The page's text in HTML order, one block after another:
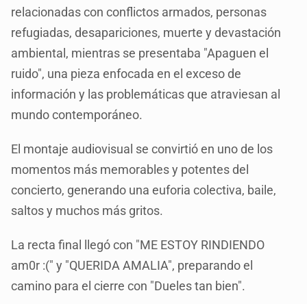
relacionadas con conflictos armados, personas
refugiadas, desapariciones, muerte y devastación
ambiental, mientras se presentaba "Apaguen el
ruido", una pieza enfocada en el exceso de
información y las problemáticas que atraviesan al
mundo contemporáneo.
El montaje audiovisual se convirtió en uno de los
momentos más memorables y potentes del
concierto, generando una euforia colectiva, baile,
saltos y muchos más gritos.
La recta final llegó con "ME ESTOY RINDIENDO
am0r :(" y "QUERIDA AMALIA", preparando el
camino para el cierre con "Dueles tan bien".